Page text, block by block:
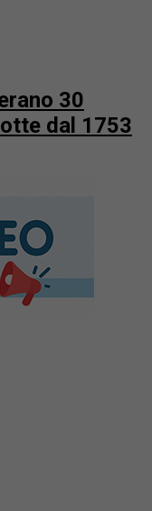
30
dal 1753